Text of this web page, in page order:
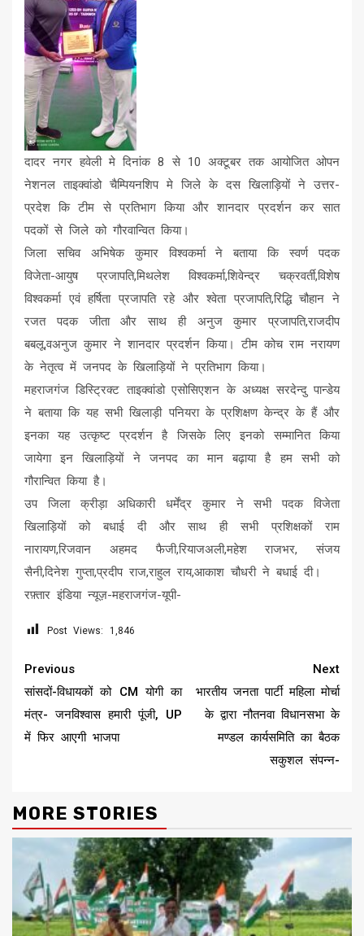
दादर नगर हवेली मे दिनांक 8 से 10 अक्टूबर तक आयोजित ओपन
नेशनल ताइक्वांडो चैम्पियनशिप मे जिले के दस खिलाड़ियों ने उत्तर-
प्रदेश कि टीम से प्रतिभाग किया और शानदार प्रदर्शन कर सात
पदकों से जिले को गौरवान्वित किया।
जिला सचिव अभिषेक कुमार विश्वकर्मा ने बताया कि स्वर्ण पदक
विजेता-आयुष प्रजापति,मिथलेश विश्वकर्मा,शिवेन्द्र चक्रवर्ती,विशेष
विश्वकर्मा एवं हर्षिता प्रजापति रहे और श्वेता प्रजापति,रिद्धि चौहान ने
रजत पदक जीता और साथ ही अनुज कुमार प्रजापति,राजदीप
बबलू,वअनुज कुमार ने शानदार प्रदर्शन किया। टीम कोच राम नरायण
के नेतृत्व में जनपद के खिलाड़ियों ने प्रतिभाग किया।
महराजगंज डिस्ट्रिक्ट ताइक्वांडो एसोसिएशन के अध्यक्ष सरदेन्दु पान्डेय
ने बताया कि यह सभी खिलाड़ी पनियरा के प्रशिक्षण केन्द्र के हैं और
इनका यह उत्कृष्ट प्रदर्शन है जिसके लिए इनको सम्मानित किया
जायेगा इन खिलाड़ियों ने जनपद का मान बढ़ाया है हम सभी को
गौरान्वित किया है।
उप जिला क्रीड़ा अधिकारी धर्मेंद्र कुमार ने सभी पदक विजेता
खिलाड़ियों को बधाई दी और साथ ही सभी प्रशिक्षकों राम
नारायण,रिजवान अहमद फैजी,रियाजअली,महेश राजभर, संजय
सैनी,दिनेश गुप्ता,प्रदीप राज,राहुल राय,आकाश चौधरी ने बधाई दी।
रफ़्तार इंडिया न्यूज़-महराजगंज-यूपी-
Post Views: 1,846
Continue
Reading
Previous
सांसदों-विधायकों को CM योगी का
मंत्र- जनविश्वास हमारी पूंजी, UP
में फिर आएगी भाजपा
Next
भारतीय जनता पार्टी महिला मोर्चा
के द्वारा नौतनवा विधानसभा के
मण्डल कार्यसमिति का बैठक
सकुशल संपन्न-
MORE STORIES